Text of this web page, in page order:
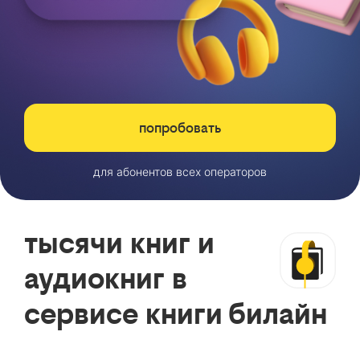
попробовать
для абонентов всех операторов
тысячи книг и
аудиокниг в
сервисе книги билайн